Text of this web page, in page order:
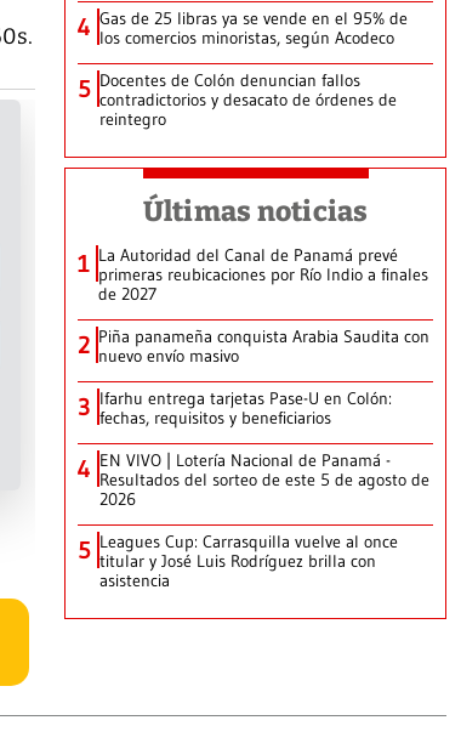
4 Gas de 25 libras ya se vende en el 95% de
los comercios minoristas, según Acodeco
5 Docentes de Colón denuncian fallos
contradictorios y desacato de órdenes de
reintegro
Últimas noticias
1 La Autoridad del Canal de Panamá prevé
primeras reubicaciones por Río Indio a finales
de 2027
2 Piña panameña conquista Arabia Saudita con
nuevo envío masivo
3 Ifarhu entrega tarjetas Pase-U en Colón:
fechas, requisitos y beneficiarios
4 EN VIVO | Lotería Nacional de Panamá -
Resultados del sorteo de este 5 de agosto de
2026
5 Leagues Cup: Carrasquilla vuelve al once
titular y José Luis Rodríguez brilla con
asistencia